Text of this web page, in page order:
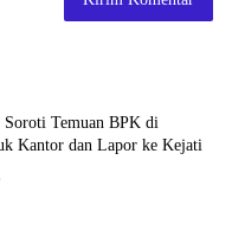
Temuan BPK di
Kantor dan Lapor ke Kejati